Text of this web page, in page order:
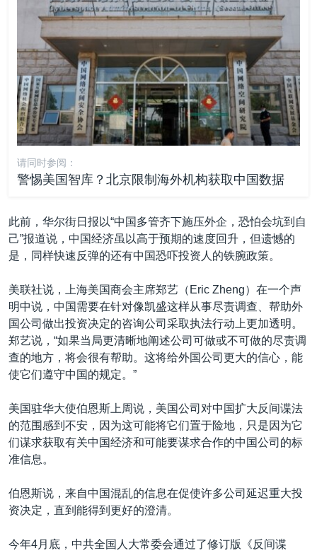
请同时参阅：
警惕美国智库？北京限制海外机构获取中国数据
此前，华尔街日报以“中国多管齐下施压外企，恐怕会坑到自
己”报道说，中国经济虽以高于预期的速度回升，但遗憾的
是，同样快速反弹的还有中国恐吓投资人的铁腕政策。
美联社说，上海美国商会主席郑艺（Eric Zheng）在一个声
明中说，中国需要在针对像凯盛这样从事尽责调查、帮助外
国公司做出投资决定的咨询公司采取执法行动上更加透明。
郑艺说，“如果当局更清晰地阐述公司可做或不可做的尽责调
查的地方，将会很有帮助。这将给外国公司更大的信心，能
使它们遵守中国的规定。”
美国驻华大使伯恩斯上周说，美国公司对中国扩大反间谍法
的范围感到不安，因为这可能将它们置于险地，只是因为它
们谋求获取有关中国经济和可能要谋求合作的中国公司的标
准信息。
伯恩斯说，来自中国混乱的信息在促使许多公司延迟重大投
资决定，直到能得到更好的澄清。
今年4月底，中共全国人大常委会通过了修订版《反间谍